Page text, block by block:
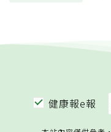
健康報e報